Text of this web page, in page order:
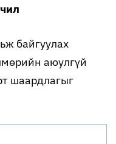
байгуулах
аюулгүй
шаардлагыг